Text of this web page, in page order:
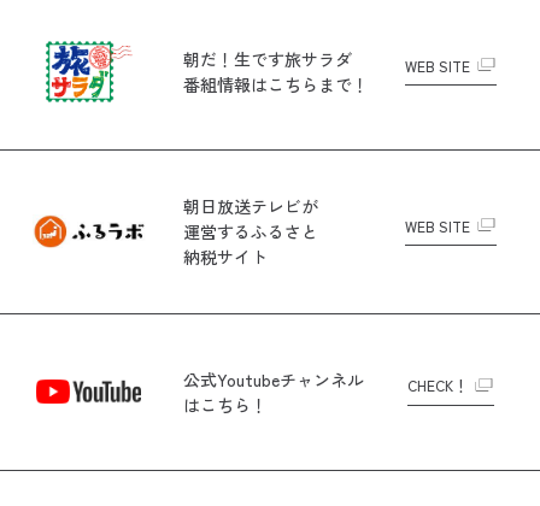
朝だ！生です旅サラダ
番組情報はこちらまで！
WEB SITE
朝日放送テレビが
運営するふるさと
納税サイト
WEB SITE
公式Youtubeチャンネル
はこちら！
CHECK！